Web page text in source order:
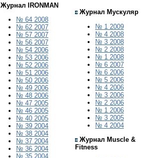
Журнал IRONMAN
№ 64 2008
№ 62 2007
№ 57 2007
№ 56 2007
№ 54 2006
№ 53 2006
№ 52 2006
№ 51 2006
№ 50 2006
№ 49 2006
№ 48 2006
№ 47 2005
№ 46 2005
№ 40 2005
№ 39 2004
№ 38 2004
№ 37 2004
№ 36 2004
№ 35 2004
Журнал Мускуляр
№ 1 2009
№ 4 2008
№ 3 2008
№ 2 2008
№ 1 2008
№ 6 2007
№ 6 2006
№ 5 2006
№ 4 2006
№ 3 2006
№ 2 2006
№ 1 2006
№ 3 2005
№ 4 2004
Журнал Muscle &
Fitness